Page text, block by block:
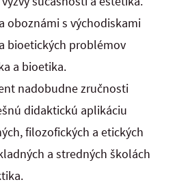
oboznámi s východiskami
bioetických problémov
a bioetika.
nadobudne zručnosti
didaktickú aplikáciu
filozofických a etických
a stredných školách